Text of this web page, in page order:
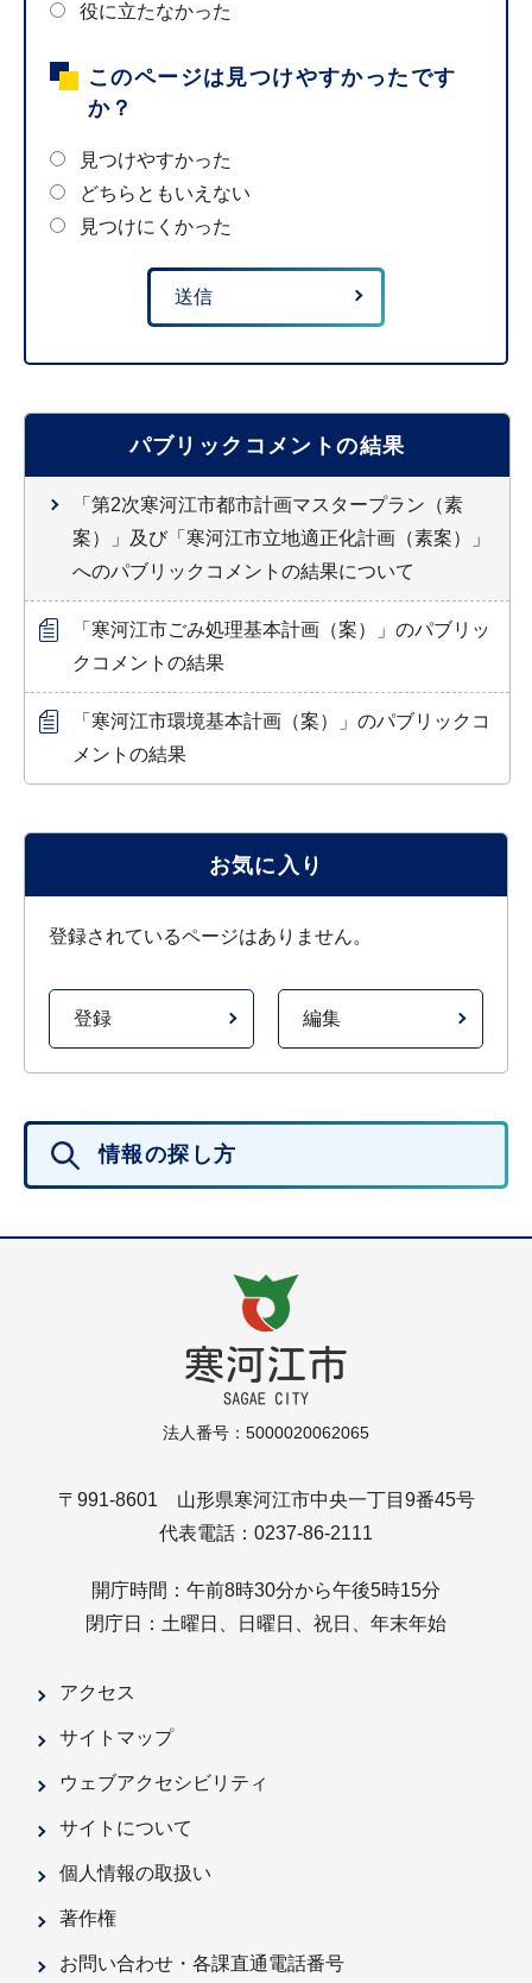
役に立たなかった
このページは見つけやすかったです
か？
見つけやすかった
どちらともいえない
見つけにくかった
パブリックコメントの結果
「第2次寒河江市都市計画マスタープラン（素
案）」及び「寒河江市立地適正化計画（素案）」
へのパブリックコメントの結果について
「寒河江市ごみ処理基本計画（案）」のパブリッ
クコメントの結果
「寒河江市環境基本計画（案）」のパブリックコ
メントの結果
お気に入り
登録されているページはありません。
登録 編集
情報の探し方
法人番号：5000020062065
〒991-8601 山形県寒河江市中央一丁目9番45号
代表電話：0237-86-2111
開庁時間：午前8時30分から午後5時15分
閉庁日：土曜日、日曜日、祝日、年末年始
アクセス
サイトマップ
ウェブアクセシビリティ
サイトについて
個人情報の取扱い
著作権
お問い合わせ・各課直通電話番号